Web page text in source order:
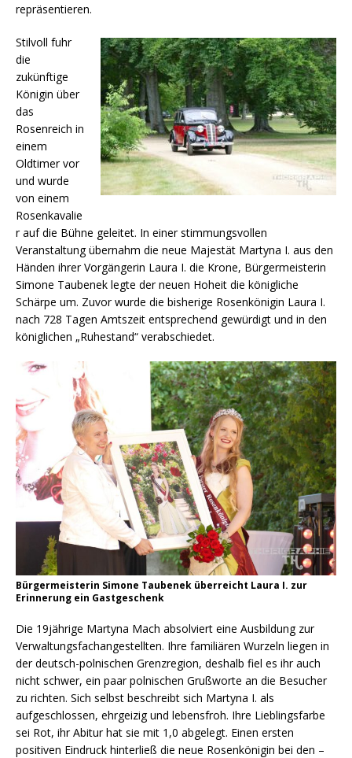
repräsentieren.
Stilvoll fuhr
die
zukünftige
Königin über
das
Rosenreich in
einem
Oldtimer vor
und wurde
von einem
Rosenkavalie
r auf die Bühne geleitet. In einer stimmungsvollen
Veranstaltung übernahm die neue Majestät Martyna I. aus den
Händen ihrer Vorgängerin Laura I. die Krone, Bürgermeisterin
Simone Taubenek legte der neuen Hoheit die königliche
Schärpe um. Zuvor wurde die bisherige Rosenkönigin Laura I.
nach 728 Tagen Amtszeit entsprechend gewürdigt und in den
königlichen „Ruhestand“ verabschiedet.
Bürgermeisterin Simone Taubenek überreicht Laura I. zur
Erinnerung ein Gastgeschenk
Die 19jährige Martyna Mach absolviert eine Ausbildung zur
Verwaltungsfachangestellten. Ihre familiären Wurzeln liegen in
der deutsch-polnischen Grenzregion, deshalb fiel es ihr auch
nicht schwer, ein paar polnischen Grußworte an die Besucher
zu richten. Sich selbst beschreibt sich Martyna I. als
aufgeschlossen, ehrgeizig und lebensfroh. Ihre Lieblingsfarbe
sei Rot, ihr Abitur hat sie mit 1,0 abgelegt. Einen ersten
positiven Eindruck hinterließ die neue Rosenkönigin bei den –